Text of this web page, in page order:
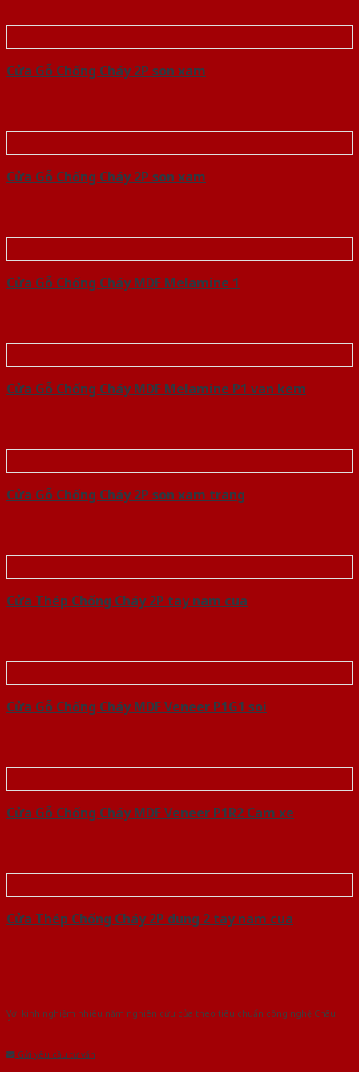
Cửa Gỗ Chống Cháy 2P son xam
Cửa Gỗ Chống Cháy 2P son xam
Cửa Gỗ Chống Cháy MDF Melamine 1
Cửa Gỗ Chống Cháy MDF Melamine P1 van kem
Cửa Gỗ Chống Cháy 2P son xam trang
Cửa Thép Chống Cháy 2P tay nam cua
Cửa Gỗ Chống Cháy MDF Veneer P1G1 soi
Cửa Gỗ Chống Cháy MDF Veneer P1R2 Cam xe
Cửa Thép Chống Cháy 2P dung 2 tay nam cua
Với kinh nghiệm nhiêu năm nghiên cứu cửa theo tiêu chuẩn công nghệ Châu
Âu.Chúng tôi tự tin là nhà sản xuất & cung cấp hàng đầu tại Việt Nam!
Gửi yêu cầu tư vấn